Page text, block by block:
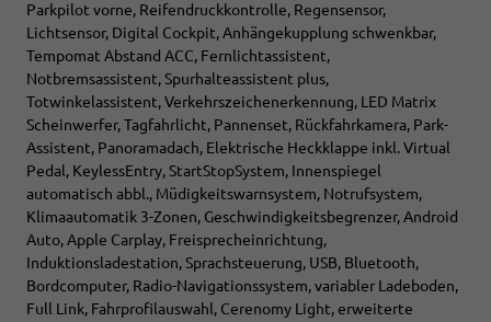
Parkpilot vorne, Reifendruckkontrolle, Regensensor,
Lichtsensor, Digital Cockpit, Anhängekupplung schwenkbar,
Tempomat Abstand ACC, Fernlichtassistent,
Notbremsassistent, Spurhalteassistent plus,
Totwinkelassistent, Verkehrszeichenerkennung, LED Matrix
Scheinwerfer, Tagfahrlicht, Pannenset, Rückfahrkamera, Park-
Assistent, Panoramadach, Elektrische Heckklappe inkl. Virtual
Pedal, KeylessEntry, StartStopSystem, Innenspiegel
automatisch abbl., Müdigkeitswarnsystem, Notrufsystem,
Klimaautomatik 3-Zonen, Geschwindigkeitsbegrenzer, Android
Auto, Apple Carplay, Freisprecheinrichtung,
Induktionsladestation, Sprachsteuerung, USB, Bluetooth,
Bordcomputer, Radio-Navigationssystem, variabler Ladeboden,
Full Link, Fahrprofilauswahl, Cerenomy Light, erweiterte